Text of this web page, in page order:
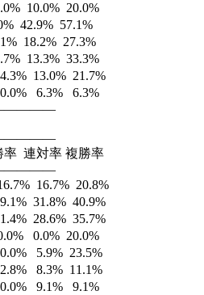
10.0% 20.0%
42.9% 57.1%
18.2% 27.3%
13.3% 33.3%
13.0% 21.7%
6.3% 6.3%
連対率 複勝率
16.7% 20.8%
31.8% 40.9%
28.6% 35.7%
0.0% 20.0%
5.9% 23.5%
8.3% 11.1%
9.1% 9.1%